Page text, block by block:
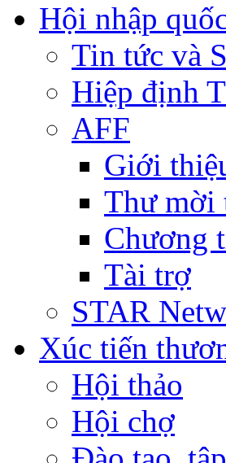
Hội nhập
Tin tức và
Hiệp định
AFF
Giới
Thư mời
Chương
Tài trợ
STAR
Xúc tiến
Hội thảo
Hội chợ